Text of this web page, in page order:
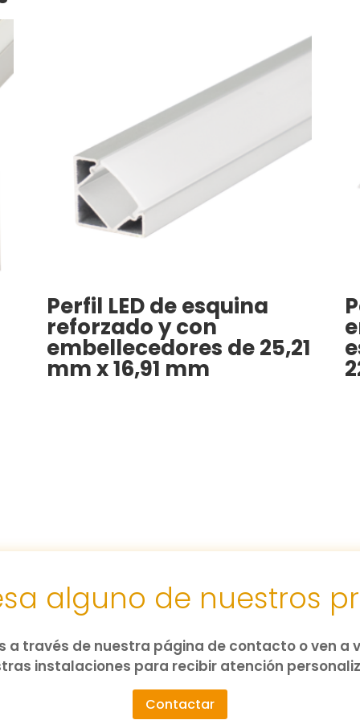
Perfil LED de esquina
reforzado y con
embellecedores de 25,21
mm x 16,91 mm
alguno de nuestros
a través de nuestra página de contacto o ven a
instalaciones para recibir atención
Contactar